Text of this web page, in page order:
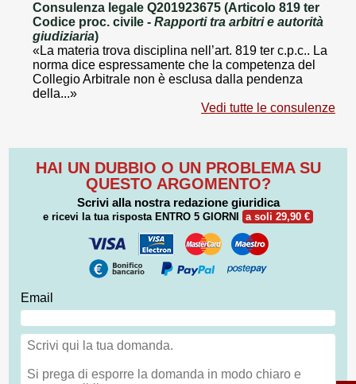
Consulenza legale Q201923675 (Articolo 819 ter
Codice proc. civile - Rapporti tra arbitri e autorità
giudiziaria)
«La materia trova disciplina nell’art. 819 ter c.p.c.. La
norma dice espressamente che la competenza del
Collegio Arbitrale non è esclusa dalla pendenza
della...»
Vedi tutte le consulenze
HAI UN DUBBIO O UN PROBLEMA SU
QUESTO ARGOMENTO?
Scrivi alla nostra redazione giuridica
e ricevi la tua risposta ENTRO 5 GIORNI a soli 29,90 €
Email